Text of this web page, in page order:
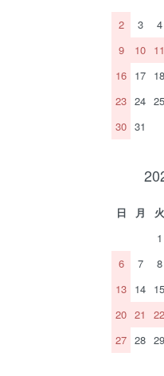
2
3 4
9
10 11
16 17 18
23 24 25
30 31
日 月 火
1
6
7 8
13 14 15
20 21 22
27 28 29